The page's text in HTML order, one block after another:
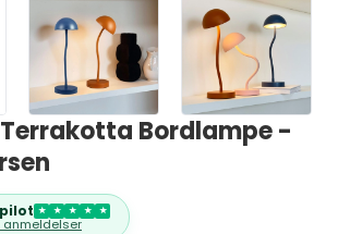
Terrakotta Bordlampe -
★ ★ ★ ★ ★
anmeldelser